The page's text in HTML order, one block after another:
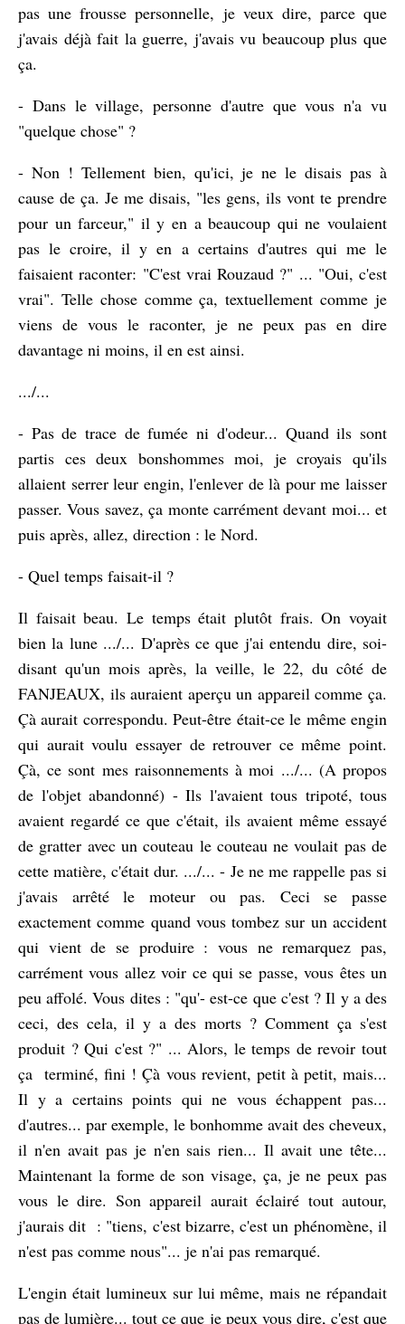
pas une frousse personnelle, je veux dire, parce que
j'avais déjà fait la guerre, j'avais vu beaucoup plus que
ça.
- Dans le village, personne d'autre que vous n'a vu
"quelque chose" ?
- Non ! Tellement bien, qu'ici, je ne le disais pas à
cause de ça. Je me disais, "les gens, ils vont te prendre
pour un farceur," il y en a beaucoup qui ne voulaient
pas le croire, il y en a certains d'autres qui me le
faisaient raconter: "C'est vrai Rouzaud ?" ... "Oui, c'est
vrai". Telle chose comme ça, textuellement comme je
viens de vous le raconter, je ne peux pas en dire
davantage ni moins, il en est ainsi.
.../...
- Pas de trace de fumée ni d'odeur... Quand ils sont
partis ces deux bonshommes moi, je croyais qu'ils
allaient serrer leur engin, l'enlever de là pour me laisser
passer. Vous savez, ça monte carrément devant moi... et
puis après, allez, direction : le Nord.
- Quel temps faisait-il ?
Il faisait beau. Le temps était plutôt frais. On voyait
bien la lune .../... D'après ce que j'ai entendu dire, soi-
disant qu'un mois après, la veille, le 22, du côté de
FANJEAUX, ils auraient aperçu un appareil comme ça.
Çà aurait correspondu. Peut-être était-ce le même engin
qui aurait voulu essayer de retrouver ce même point.
Çà, ce sont mes raisonnements à moi .../... (A propos
de l'objet abandonné) - Ils l'avaient tous tripoté, tous
avaient regardé ce que c'était, ils avaient même essayé
de gratter avec un couteau le couteau ne voulait pas de
cette matière, c'était dur. .../... - Je ne me rappelle pas si
j'avais arrêté le moteur ou pas. Ceci se passe
exactement comme quand vous tombez sur un accident
qui vient de se produire : vous ne remarquez pas,
carrément vous allez voir ce qui se passe, vous êtes un
peu affolé. Vous dites : "qu'- est-ce que c'est ? Il y a des
ceci, des cela, il y a des morts ? Comment ça s'est
produit ? Qui c'est ?" ... Alors, le temps de revoir tout
ça terminé, fini ! Çà vous revient, petit à petit, mais...
Il y a certains points qui ne vous échappent pas...
d'autres... par exemple, le bonhomme avait des cheveux,
il n'en avait pas je n'en sais rien... Il avait une tête...
Maintenant la forme de son visage, ça, je ne peux pas
vous le dire. Son appareil aurait éclairé tout autour,
j'aurais dit : "tiens, c'est bizarre, c'est un phénomène, il
n'est pas comme nous"... je n'ai pas remarqué.
L'engin était lumineux sur lui même, mais ne répandait
pas de lumière... tout ce que je peux vous dire, c'est que